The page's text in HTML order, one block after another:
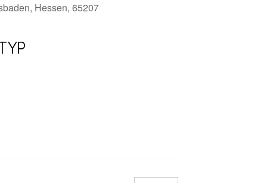
Hessen, 65207